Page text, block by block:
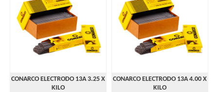
CONARCO ELECTRODO 13A 3.25 X
KILO
CONARCO ELECTRODO 13A 4.00 X
KILO